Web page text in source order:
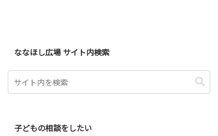
ななほし広場 サイト内検索
子どもの相談をしたい